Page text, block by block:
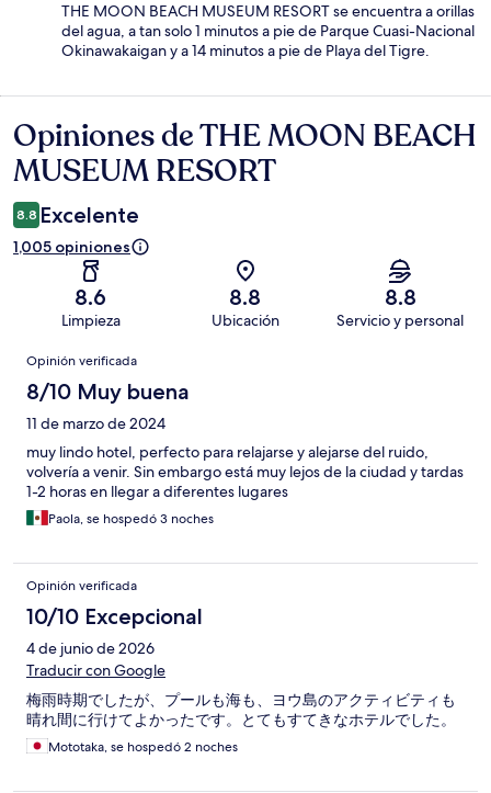
THE MOON BEACH MUSEUM RESORT se encuentra a orillas
del agua, a tan solo 1 minutos a pie de Parque Cuasi-Nacional
Okinawakaigan y a 14 minutos a pie de Playa del Tigre.
Opiniones
Opiniones de THE MOON BEACH
MUSEUM RESORT
8.8 Excelente
1,005 opiniones
8.6
Limpieza
8.8
Ubicación
8.8
Servicio y personal
Opiniones
Opinión verificada
8/10 Muy buena
11 de marzo de 2024
muy lindo hotel, perfecto para relajarse y alejarse del ruido,
volvería a venir. Sin embargo está muy lejos de la ciudad y tardas
1-2 horas en llegar a diferentes lugares
Paola, se hospedó 3 noches
Opinión verificada
10/10 Excepcional
4 de junio de 2026
Traducir con Google
梅雨時期でしたが、プールも海も、ヨウ島のアクティビティも
晴れ間に行けてよかったです。とてもすてきなホテルでした。
Mototaka, se hospedó 2 noches